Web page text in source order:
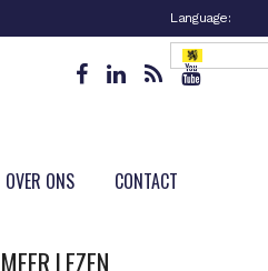
Language:
OVER ONS CONTACT
MEER LEZEN